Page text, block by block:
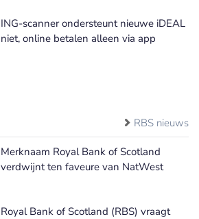
ING-scanner ondersteunt nieuwe iDEAL
niet, online betalen alleen via app
RBS nieuws
Merknaam Royal Bank of Scotland
verdwijnt ten faveure van NatWest
Royal Bank of Scotland (RBS) vraagt